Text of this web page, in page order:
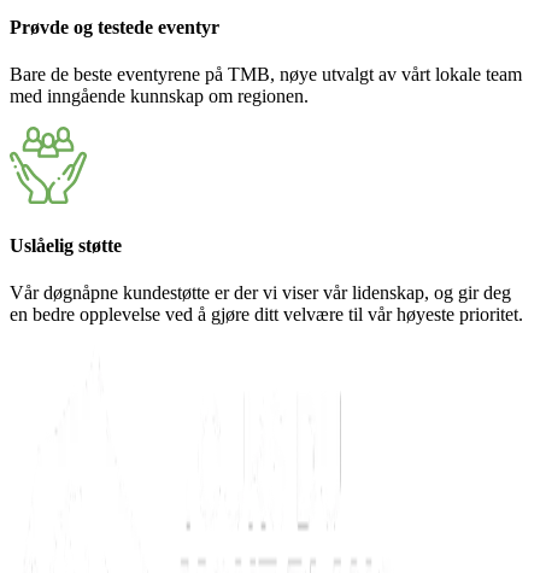
Prøvde og testede eventyr
Bare de beste eventyrene på TMB, nøye utvalgt av vårt lokale team
med inngående kunnskap om regionen.
Uslåelig støtte
Vår døgnåpne kundestøtte er der vi viser vår lidenskap, og gir deg
en bedre opplevelse ved å gjøre ditt velvære til vår høyeste prioritet.